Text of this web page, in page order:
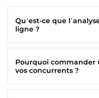
Qu’est-ce que
ligne ?
Pourquoi commander
vos concurrents ?